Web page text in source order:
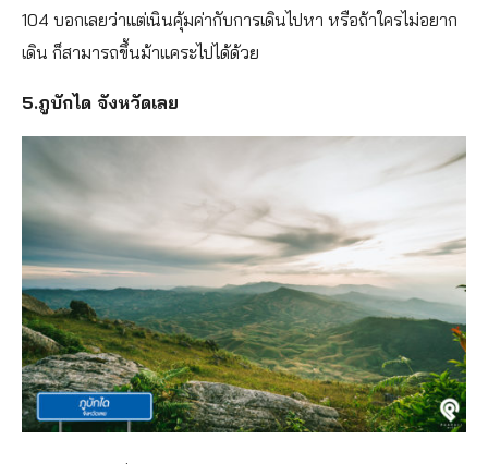
104 บอกเลยว่าแต่เนินคุ้มค่ากับการเดินไปหา หรือถ้าใครไม่อยาก
เดิน ก็สามารถขึ้นม้าแคระไปได้ด้วย
5.ภูบักได จังหวัดเลย